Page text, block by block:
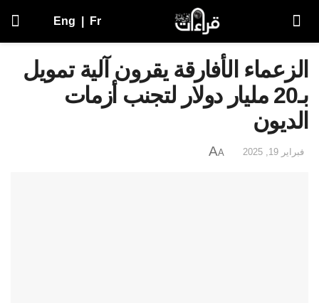
Eng Fr
الزعماء الأفارقة يقرون آلية تمويل
بـ20 مليار دولار لتجنب أزمات
الديون
فبراير 19, 2025 A
A